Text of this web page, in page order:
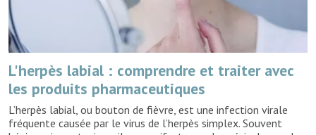
L'herpès labial : comprendre et traiter avec
les produits pharmaceutiques
L’herpès labial, ou bouton de fièvre, est une infection virale
fréquente causée par le virus de l’herpès simplex. Souvent